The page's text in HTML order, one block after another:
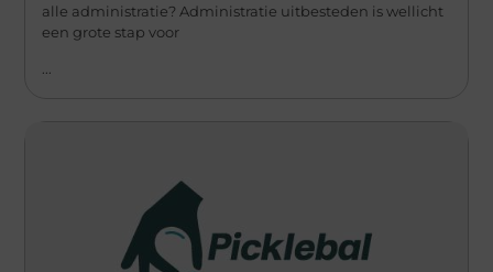
alle administratie? Administratie uitbesteden is wellicht
een grote stap voor
...